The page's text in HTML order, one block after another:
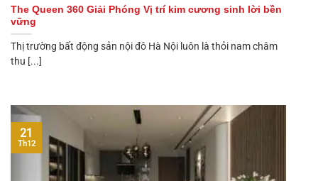
The Queen 360 Giải Phóng Vị trí kim cương sinh lời bền
vững
Thị trường bất động sản nội đô Hà Nội luôn là thỏi nam châm
thu [...]
21
Th12